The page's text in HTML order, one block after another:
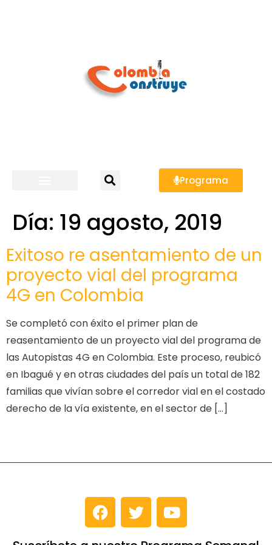
Programa
Día: 19 agosto, 2019
Exitoso re asentamiento de un
proyecto vial del programa
4G en Colombia
Se completó con éxito el primer plan de
reasentamiento de un proyecto vial del programa de
las Autopistas 4G en Colombia. Este proceso, reubicó
en Ibagué y en otras ciudades del país un total de 182
familias que vivían sobre el corredor vial en el costado
derecho de la vía existente, en el sector de […]